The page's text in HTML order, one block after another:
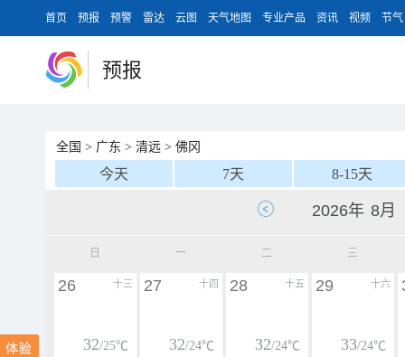
首页 预报 预警 雷达 云图 天气地图 专业产品 资讯 视频 节气
预报
全国 > 广东 > 清远 > 佛冈
今天 7天 8-15天
日 一 二 三
十三
26
32/25℃
十四
27
32/24℃
十五
28
32/24℃
十六
29
33/24℃